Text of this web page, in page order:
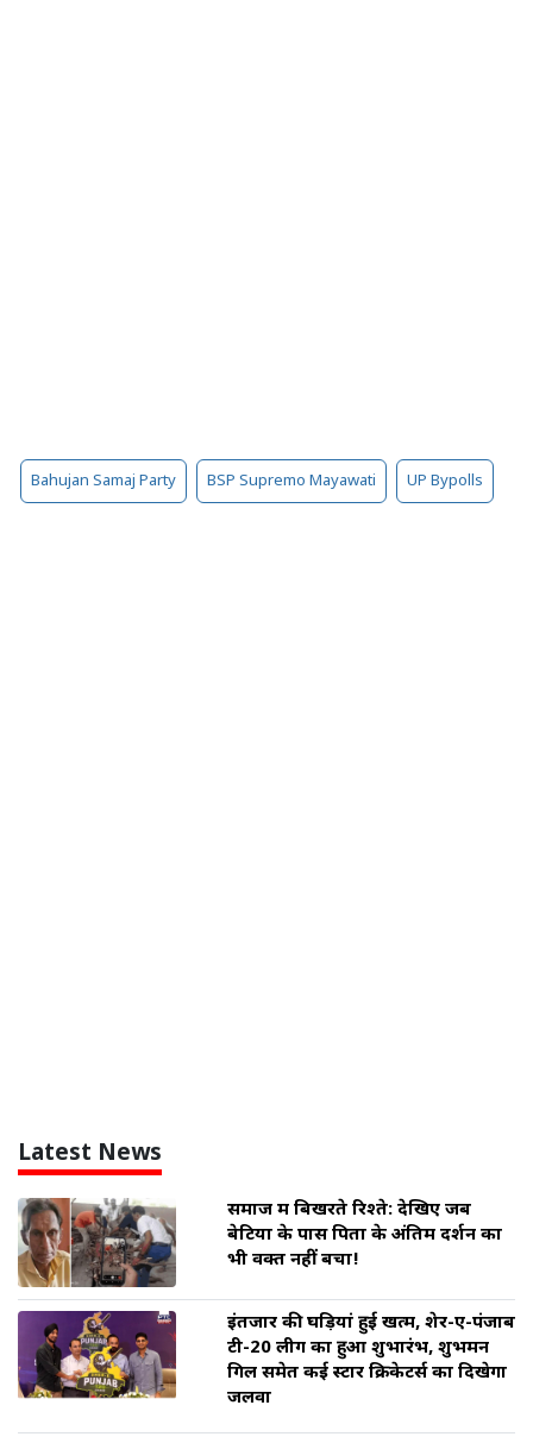
Bahujan Samaj Party BSP Supremo Mayawati UP Bypolls
Latest News
समाज में बिखरते रिश्ते: देखिए जब
बेटियों के पास पिता के अंतिम दर्शन का
भी वक्त नहीं बचा!
इंतजार की घड़ियां हुई खत्म, शेर-ए-पंजाब
टी-20 लीग का हुआ शुभारंभ, शुभमन
गिल समेत कई स्टार क्रिकेटर्स का दिखेगा
जलवा